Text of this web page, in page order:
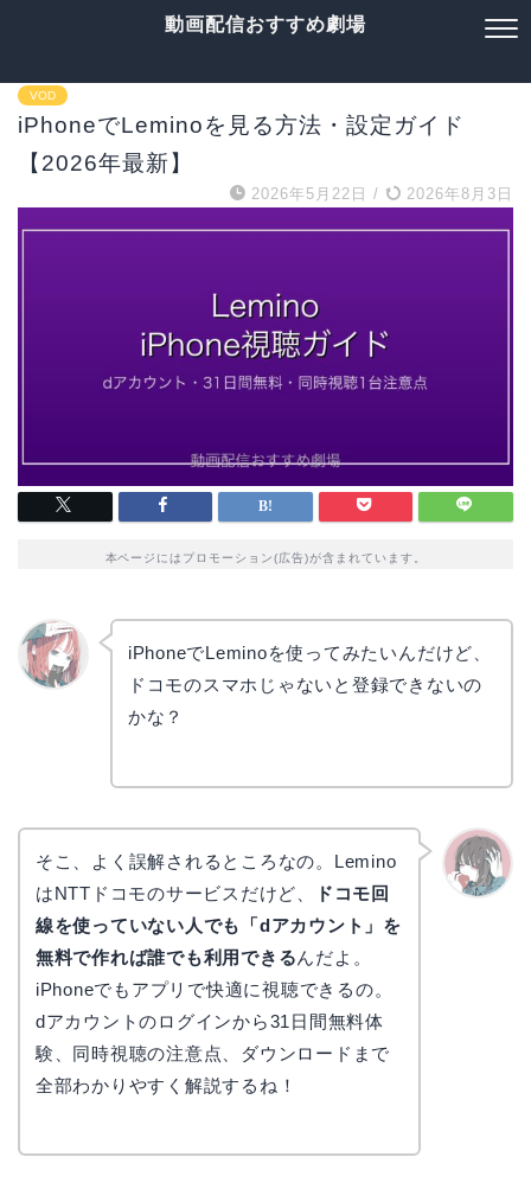
動画配信おすすめ劇場
VOD
iPhoneでLeminoを見る方法・設定ガイド
【2026年最新】
2026年5月22日 / 2026年8月3日
本ページにはプロモーション(広告)が含まれています。
iPhoneでLeminoを使ってみたいんだけど、
ドコモのスマホじゃないと登録できないの
かな？
そこ、よく誤解されるところなの。Lemino
はNTTドコモのサービスだけど、
ドコモ回
線を使っていない人でも「dアカウント」を
無料で作れば誰でも利用できるんだよ。
iPhoneでもアプリで快適に視聴できるの。
dアカウントのログインから31日間無料体
験、同時視聴の注意点、ダウンロードまで
全部わかりやすく解説するね！